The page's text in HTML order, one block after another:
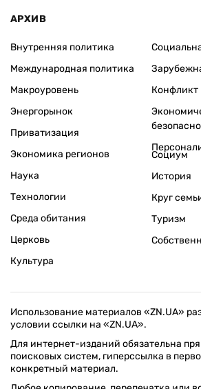
АРХИВ
Внутренняя политика
Международная политика
Макроуровень
Энергорынок
Приватизация
Экономика регионов
Конфликт
Наука
Технологии
Среда обитания
Церковь
Культура
Социум
История
Круг
Туризм
Использование материалов «ZN.UA»
условии ссылки на «ZN.UA».
Для интернет-изданий обязательна
поисковых систем, гиперссылка в
конкретный материал.